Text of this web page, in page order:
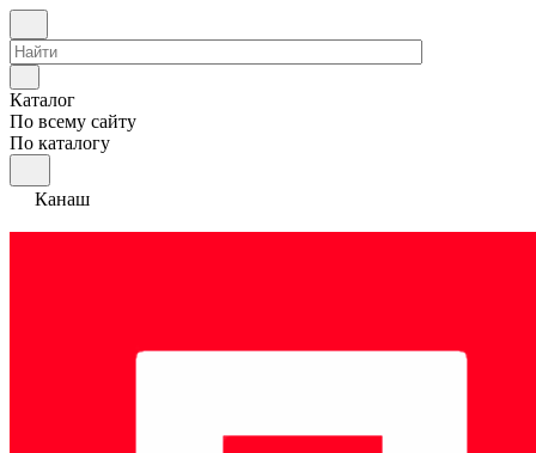
Каталог
По всему сайту
По каталогу
Канаш